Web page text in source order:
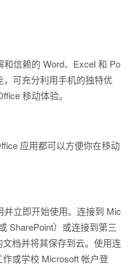
信赖的 Word、Excel 和 Po
可充分利用手机的独特优
移动体验。
应用都可以方便你在移动
立即开始使用。连接到 Mic
SharePoint）或连接到第三
档并将其保存到云。使用连
或学校 Microsoft 帐户登